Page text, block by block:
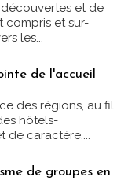
et de
compris et sur-
les...
de l'accueil
des régions, au fil
hôtels-
de caractère....
de groupes en